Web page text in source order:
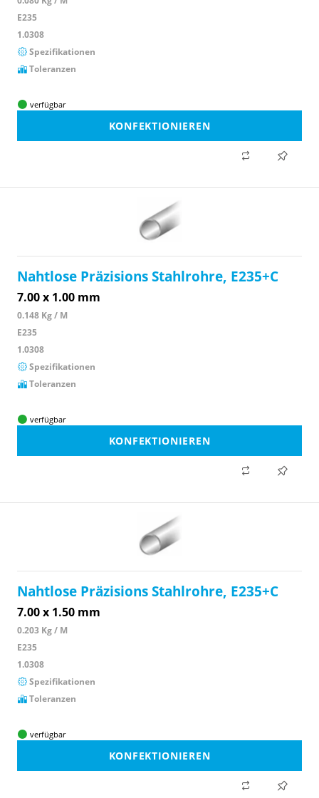
E235
1.0308
Spezifikationen
Toleranzen
verfügbar
KONFEKTIONIEREN
Nahtlose Präzisions Stahlrohre, E235+C
7.00 x 1.00 mm
0.148 Kg / M
E235
1.0308
Spezifikationen
Toleranzen
verfügbar
KONFEKTIONIEREN
Nahtlose Präzisions Stahlrohre, E235+C
7.00 x 1.50 mm
0.203 Kg / M
E235
1.0308
Spezifikationen
Toleranzen
verfügbar
KONFEKTIONIEREN